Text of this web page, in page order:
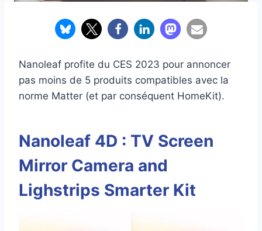
Nanoleaf profite du CES 2023 pour annoncer
pas moins de 5 produits compatibles avec la
norme Matter (et par conséquent HomeKit).
Nanoleaf 4D : TV Screen
Mirror Camera and
Lighstrips Smarter Kit